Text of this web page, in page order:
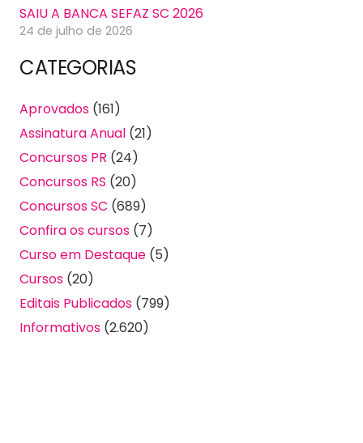
SAIU A BANCA SEFAZ SC 2026
24 de julho de 2026
CATEGORIAS
Aprovados (161)
Assinatura Anual (21)
Concursos PR (24)
Concursos RS (20)
Concursos SC (689)
Confira os cursos (7)
Curso em Destaque (5)
Cursos (20)
Editais Publicados (799)
Informativos (2.620)